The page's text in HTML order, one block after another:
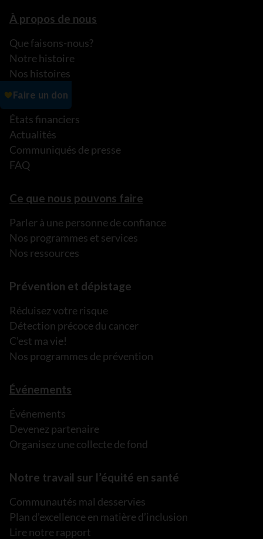
À propos de nous
Que faisons-nous?
Notre histoire
Nos histoires
Notre équipe
États financiers
Actualités
Communiqués de presse
FAQ
Ce que nous pouvons faire
Parler à une personne de confiance
Nos programmes et services
Nos ressources
Prévention et dépistage
Réduisez votre risque
Détection précoce du cancer
C’est ma vie!
Nos programmes de prévention
Événements
Événements
Devenez partenaire
Organisez une collecte de fond
Notre travail sur l’équité en santé
Communautés mal desservies
Plan d’excellence en matière d’inclusion
Lire notre rapport